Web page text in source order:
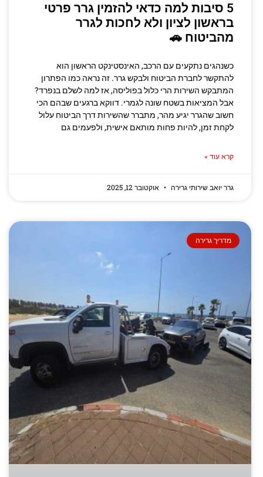
5 סיבות למה כדאי להזמין גרר פרטי
בראשון לציון ולא לחכות לגרר
מהביטוח 🚗
כשנהגים נתקעים עם הרכב, האינסטינקט הראשון הוא
להתקשר לחברת הביטוח ולבקש גרר. זה נראה כמו הפתרון
המתבקש השירות הרי כלול בפוליסה, אז למה לשלם בנפרד?
אבל המציאות בשטח שונה לגמרי. דווקא ברגעים שבהם הכי
חשוב שהגרר יגיע מהר, מתברר שהשירות דרך הביטוח עלול
לקחת זמן, להיות פחות מותאם אישית, ולפעמים גם
קרא עוד »
גרר יואב שירותי גרירה אוקטובר 12, 2025
מדריך גרירה